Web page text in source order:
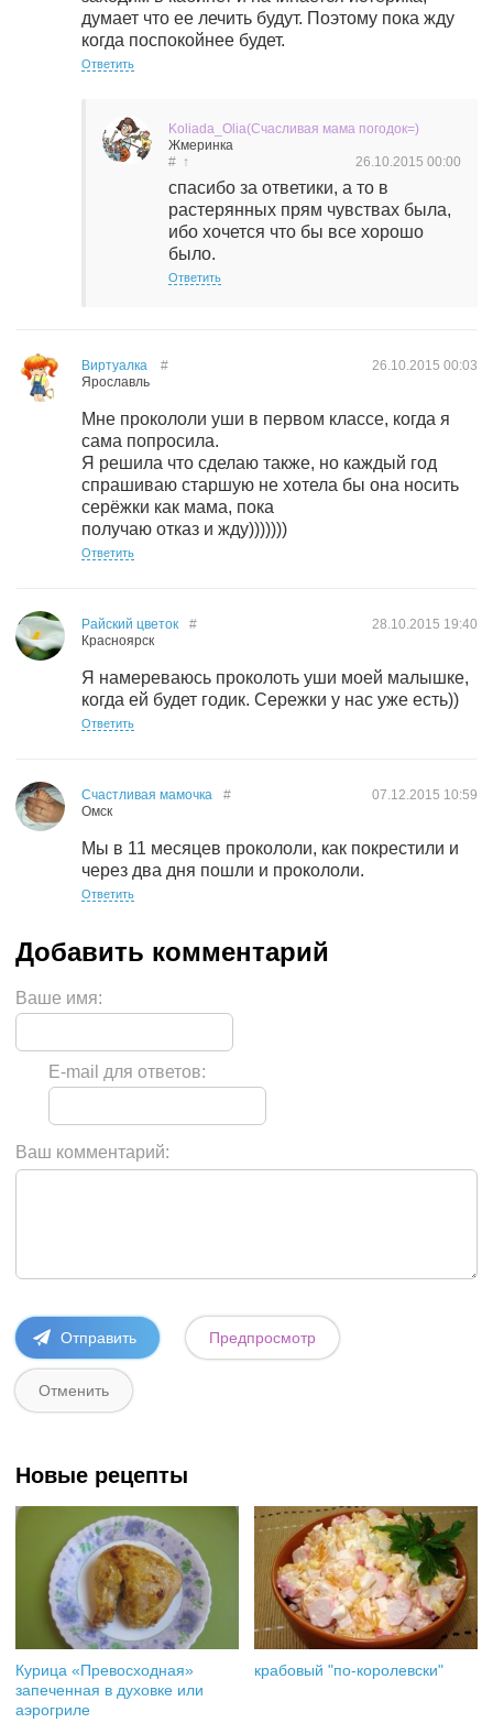
думает что ее лечить будут. Поэтому пока жду
когда поспокойнее будет.
Ответить
Koliada_Olia(Счасливая мама погодок=)
Жмеринка
26.10.2015 00:00
# ↑
спасибо за ответики, а то в
растерянных прям чувствах была,
ибо хочется что бы все хорошо
было.
Ответить
Виртуалка
Ярославль
26.10.2015 00:03
#
Мне прокололи уши в первом классе, когда я
сама попросила.
Я решила что сделаю также, но каждый год
спрашиваю старшую не хотела бы она носить
серёжки как мама, пока
получаю отказ и жду)))))))
Ответить
Райский цветок
Красноярск
28.10.2015 19:40
#
Я намереваюсь проколоть уши моей малышке,
когда ей будет годик. Сережки у нас уже есть))
Ответить
Счастливая мамочка
Омск
07.12.2015 10:59
#
Мы в 11 месяцев прокололи, как покрестили и
через два дня пошли и прокололи.
Ответить
Ваше имя:
E-mail для ответов:
Ваш комментарий:
Новые рецепты
Курица «Превосходная»
запеченная в духовке или
аэрогриле
крабовый "по-королевски"